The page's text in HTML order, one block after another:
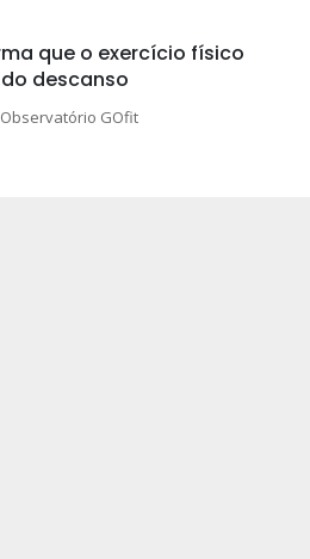
que o exercício físico
descanso
GOfit